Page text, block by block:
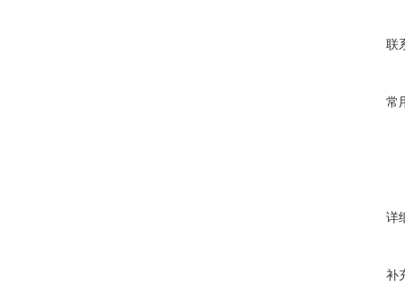
联
常
详
补